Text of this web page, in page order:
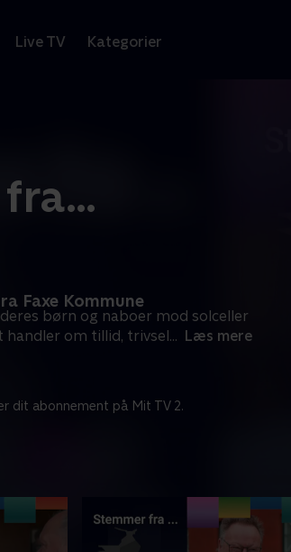
Live TV Kategorier
fra…
Faxe Kommune
børn og naboer mod solceller
handler om tillid, trivsel... Læs mere
dit abonnement på Mit TV 2.